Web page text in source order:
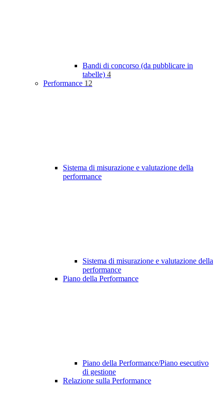
Bandi di concorso (da pubblicare in
tabelle) 4
Performance 12
Sistema di misurazione e valutazione della
performance
Sistema di misurazione e valutazione della
performance
Piano della Performance
Piano della Performance/Piano esecutivo
di gestione
Relazione sulla Performance